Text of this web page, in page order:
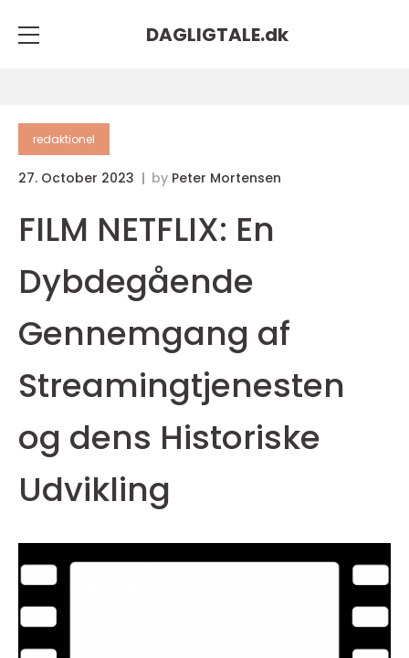
DAGLIGTALE.dk
redaktionel
27. October 2023 by Peter Mortensen
FILM NETFLIX: En
Dybdegående
Gennemgang af
Streamingtjenesten
og dens Historiske
Udvikling